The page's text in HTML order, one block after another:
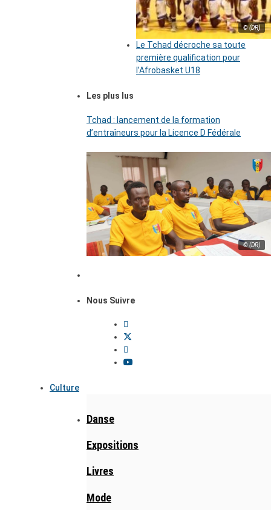
© (DR)
Le Tchad décroche sa toute
première qualification pour
l’Afrobasket U18
Les plus lus
Tchad : lancement de la formation
d’entraîneurs pour la Licence D Fédérale
© (DR)
Nous Suivre
Culture
Danse
Expositions
Livres
Mode